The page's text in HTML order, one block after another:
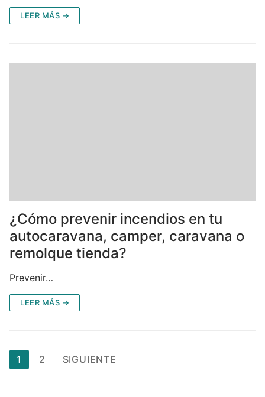
LEER MÁS →
¿Cómo prevenir incendios en tu
autocaravana, camper, caravana o
remolque tienda?
Prevenir…
LEER MÁS →
1 2 SIGUIENTE